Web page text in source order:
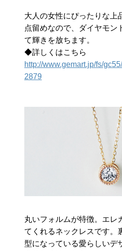
大人の女性にぴったりな上
点留めなので、ダイヤモン
て輝きを放ちます。
◆詳しくはこちら
http://www.gemart.jp/fs/
2879
丸いフォルムが特徴。エレ
てくれるネックレスです。
型になっている愛らしいデ